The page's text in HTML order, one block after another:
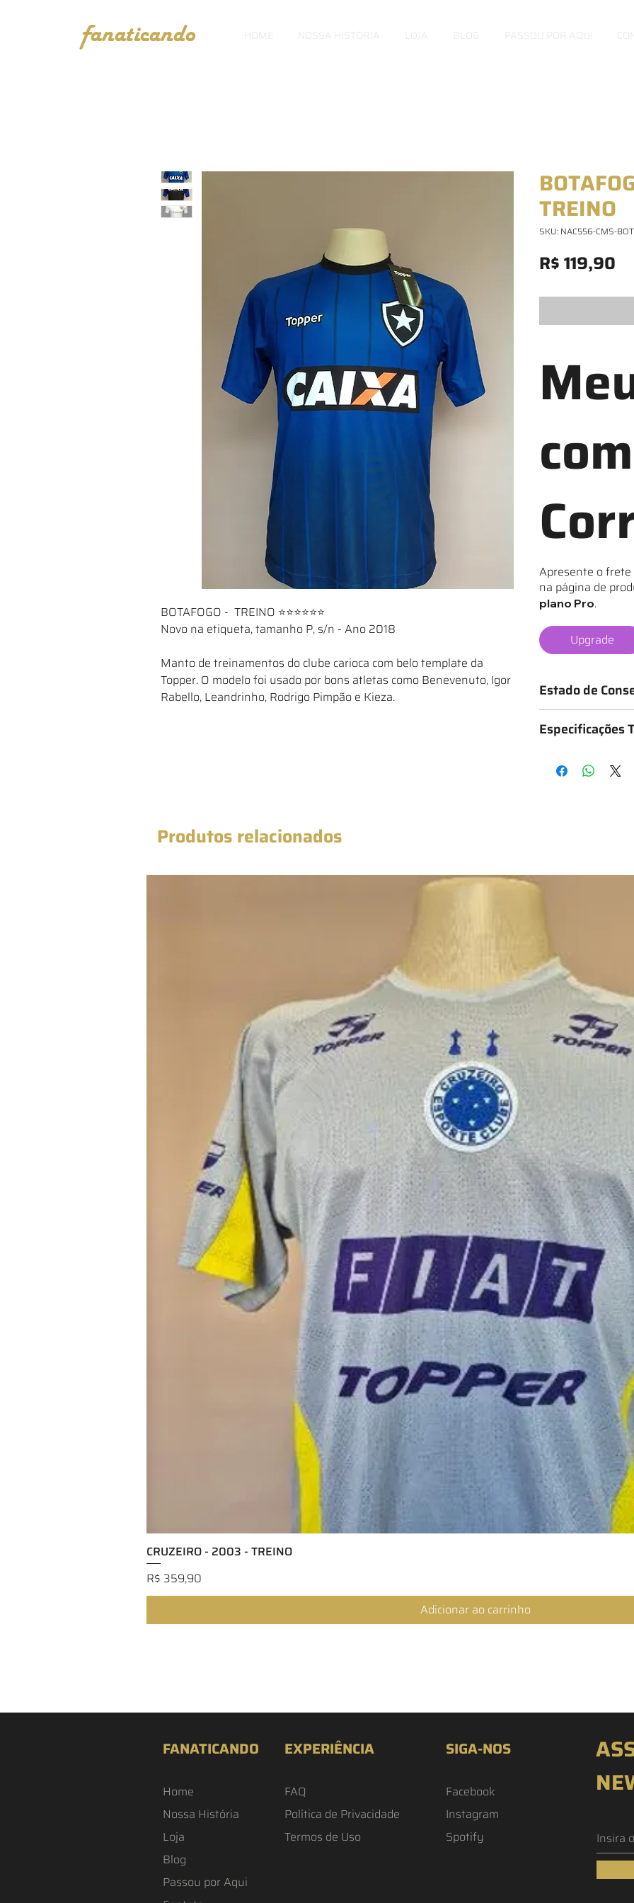
fanaticando HOME NOSSA HISTÓRIA LOJA PASSOU POR AQUI
BOTAFOGO - TREINO ⭐⭐⭐⭐⭐⭐
Novo na etiqueta, tamanho P, s/n - Ano 2018
Manto de treinamentos do clube carioca com belo template da
Topper. O modelo foi usado por bons atletas como Benevenuto, Igor
Rabello, Leandrinho, Rodrigo Pimpão e Kieza.
TREINO
SKU: NAC556-CMS-BOT
R$ 119,90
Upgrade
Apresente o frete
na página de
plano Pro.
Estado de
o estado da camisa,
★★ - Desgastado
★★★ - Bom
Especificações
Produtos relacionados
CRUZEIRO - 2003 - TREINO
Preço
R$ 359,90
Adicionar ao carrinho
FANATICANDO
Home
Nossa História
Loja
Blog
Passou por Aqui
EXPERIÊNCIA
FAQ
Política de Privacidade
Termos de Uso
SIGA-NOS
Facebook
Instagram
Spotify